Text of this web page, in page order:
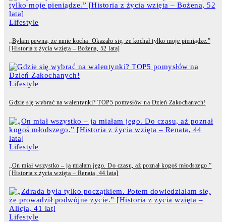
Lifestyle
„Byłam pewna, że mnie kocha. Okazało się, że kochał tylko moje pieniądze.”
[Historia z życia wzięta – Bożena, 52 lata]
Lifestyle
Gdzie się wybrać na walentynki? TOP5 pomysłów na Dzień Zakochanych!
Lifestyle
„On miał wszystko – ja miałam jego. Do czasu, aż poznał kogoś młodszego.”
[Historia z życia wzięta – Renata, 44 lata]
Lifestyle